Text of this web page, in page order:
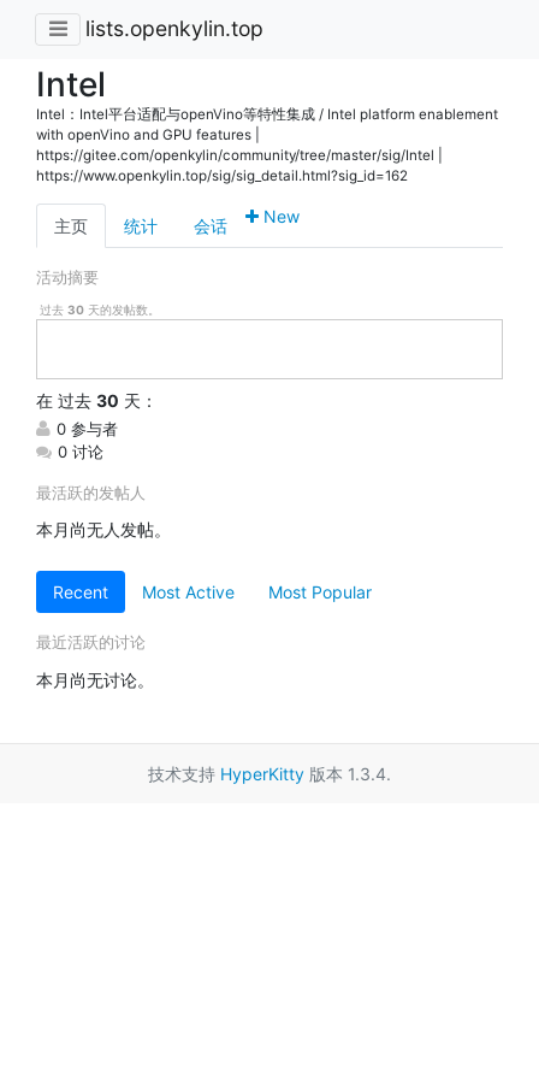
lists.openkylin.top
Intel
Intel：Intel平台适配与openVino等特性集成 / Intel platform enablement
with openVino and GPU features |
https://gitee.com/openkylin/community/tree/master/sig/Intel |
https://www.openkylin.top/sig/sig_detail.html?sig_id=162
主页 统计 会话 New
活动摘要
过去 30天的发帖数。
在 过去 30 天：
0 参与者
0 讨论
最活跃的发帖人
本月尚无人发帖。
Recent Most Active Most Popular
最近活跃的讨论
本月尚无讨论。
技术支持 HyperKitty 版本 1.3.4.